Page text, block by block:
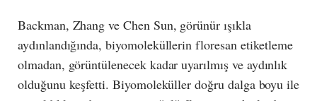
Backman, Zhang ve Chen Sun, görünür ışıkla
aydınlandığında, biyomoleküllerin floresan etiketleme
olmadan, görüntülenecek kadar uyarılmış ve aydınlık
olduğunu keşfetti. Biyomoleküller doğru dalga boyu ile